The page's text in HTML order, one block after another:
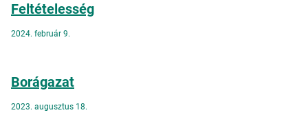
Feltételesség
2024. február 9.
Borágazat
2023. augusztus 18.